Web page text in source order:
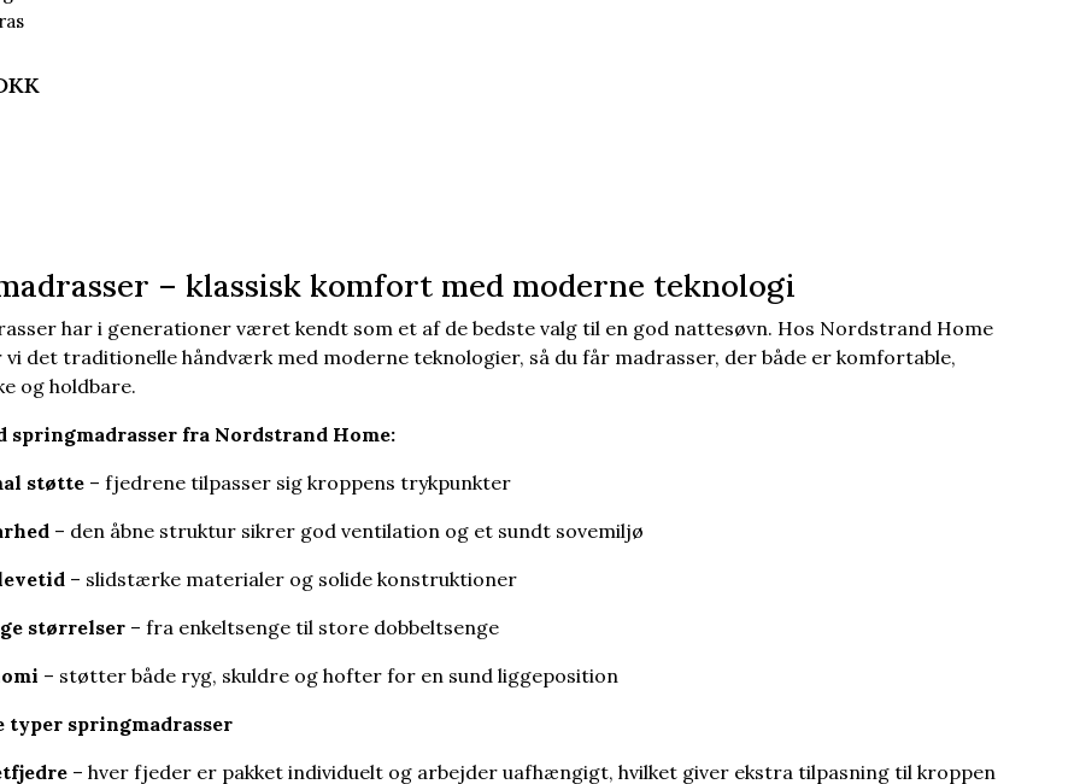
– klassisk komfort med moderne teknologi
har i generationer været kendt som et af de bedste valg til en god nattesøvn. Hos Nordstrand Home
det traditionelle håndværk med moderne teknologier, så du får madrasser, der både er komfortable,
og holdbare.
springmadrasser fra Nordstrand Home:
støtte – fjedrene tilpasser sig kroppens trykpunkter
– den åbne struktur sikrer god ventilation og et sundt sovemiljø
– slidstærke materialer og solide konstruktioner
størrelser – fra enkeltsenge til store dobbeltsenge
– støtter både ryg, skuldre og hofter for en sund liggeposition
typer springmadrasser
– hver fjeder er pakket individuelt og arbejder uafhængigt, hvilket giver ekstra tilpasning til kroppen